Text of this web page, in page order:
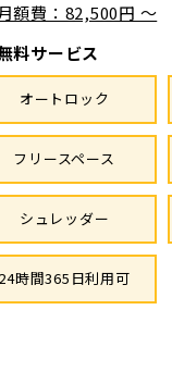
額費：82,500円 ～
料サービス
オートロック
フリースペース
シュレッダー
時間365日利用可